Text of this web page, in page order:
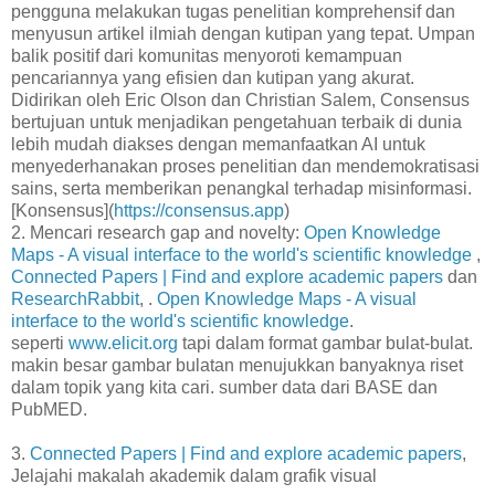
pengguna melakukan tugas penelitian komprehensif dan
menyusun artikel ilmiah dengan kutipan yang tepat. Umpan
balik positif dari komunitas menyoroti kemampuan
pencariannya yang efisien dan kutipan yang akurat.
Didirikan oleh Eric Olson dan Christian Salem, Consensus
bertujuan untuk menjadikan pengetahuan terbaik di dunia
lebih mudah diakses dengan memanfaatkan AI untuk
menyederhanakan proses penelitian dan mendemokratisasi
sains, serta memberikan penangkal terhadap misinformasi.
[Konsensus](https://consensus.app)
2. Mencari research gap and novelty: Open Knowledge
Maps - A visual interface to the world's scientific knowledge ,
Connected Papers | Find and explore academic papers dan
ResearchRabbit, . Open Knowledge Maps - A visual
interface to the world's scientific knowledge.
seperti www.elicit.org tapi dalam format gambar bulat-bulat.
makin besar gambar bulatan menujukkan banyaknya riset
dalam topik yang kita cari. sumber data dari BASE dan
PubMED.
3. Connected Papers | Find and explore academic papers,
Jelajahi makalah akademik dalam grafik visual